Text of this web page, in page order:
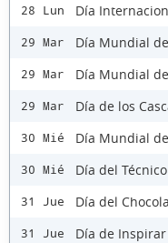
28 Lun Día
29 Mar Día Mundial
29 Mar Día Mundial
29 Mar Día de los
30 Mié Día Mundial
30 Mié Día del
31 Jue Día del
31 Jue Día de